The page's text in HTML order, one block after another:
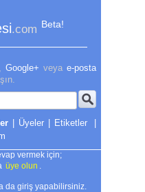
.com Beta!
Google+ veya e-posta
| Üyeler | Etiketler
|
vermek için;
üye olun
da giriş yapabilirsiniz.